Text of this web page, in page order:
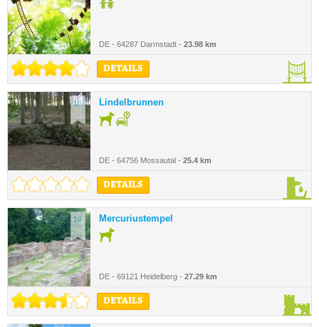
DE - 64287 Darmstadt - 23.98 km
DETAILS
18. Lindelbrunnen
DE - 64756 Mossautal - 25.4 km
DETAILS
19. Mercuriustempel
DE - 69121 Heidelberg - 27.29 km
DETAILS